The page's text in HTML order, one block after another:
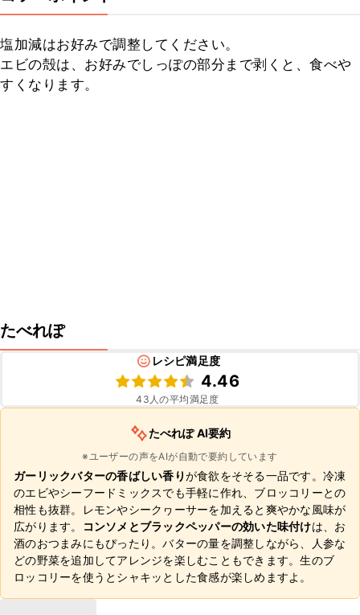
塩加減はお好みで調整してください。
エビの殻は、お好みでしっぽの部分まで剥くと、食べや
すくなります。
たべれぽ
レシピ満足度
4.46
43 人の平均満足度
たべれぽ AI要約
※ユーザーの声をAIが自動で要約しています
ガーリックバターの香ばしい香りが食欲をそそる一品です。冷凍
のエビやシーフードミックスでも手軽に作れ、ブロッコリーとの
相性も抜群。レモンやシークヮーサーを加えると爽やかな風味が
広がります。
コンソメとブラックペッパーの効いた味付けは、お
酒のおつまみにもぴったり。バターの量を調整しながら、人参な
どの野菜を追加してアレンジを楽しむこともできます。生のブ
ロッコリーを使うとシャキッとした食感が楽しめますよ。